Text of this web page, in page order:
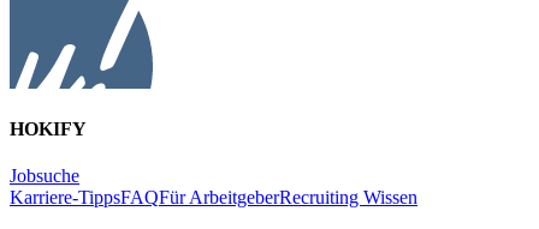
HOKIFY
Jobsuche
Karriere-TippsFAQFür ArbeitgeberRecruiting Wissen